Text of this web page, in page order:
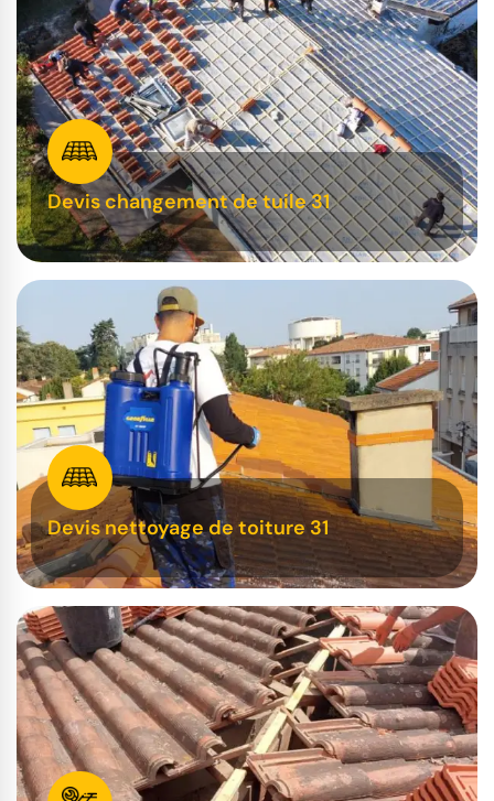
Devis changement de tuile 31
Devis nettoyage de toiture 31